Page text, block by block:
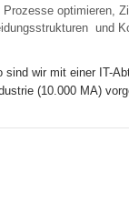
Prozesse optimieren,
und
sind wir mit einer IT-
(10.000 MA)